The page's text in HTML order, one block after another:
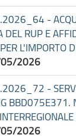
-
RUP E
L'IMPORTO
2026
-
BBD075E371.
2026